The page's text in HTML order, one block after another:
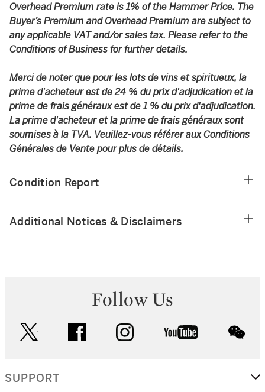
Overhead Premium rate is 1% of the Hammer Price. The
Buyer’s Premium and Overhead Premium are subject to
any applicable VAT and/or sales tax. Please refer to the
Conditions of Business for further details.
Merci de noter que pour les lots de vins et spiritueux, la
prime d'acheteur est de 24 % du prix d'adjudication et la
prime de frais généraux est de 1 % du prix d'adjudication.
La prime d'acheteur et la prime de frais généraux sont
soumises à la TVA. Veuillez-vous référer aux Conditions
Générales de Vente pour plus de détails.
Condition Report
Additional Notices & Disclaimers
Follow Us
facebook instagram youtube
SUPPORT